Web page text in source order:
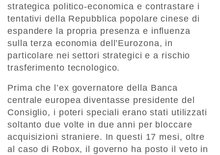
strategica politico-economica e contrastare i
tentativi della Repubblica popolare cinese di
espandere la propria presenza e influenza
sulla terza economia dell’Eurozona, in
particolare nei settori strategici e a rischio
trasferimento tecnologico.
Prima che l’ex governatore della Banca
centrale europea diventasse presidente del
Consiglio, i poteri speciali erano stati utilizzati
soltanto due volte in due anni per bloccare
acquisizioni straniere. In questi 17 mesi, oltre
al caso di Robox, il governo ha posto il veto in